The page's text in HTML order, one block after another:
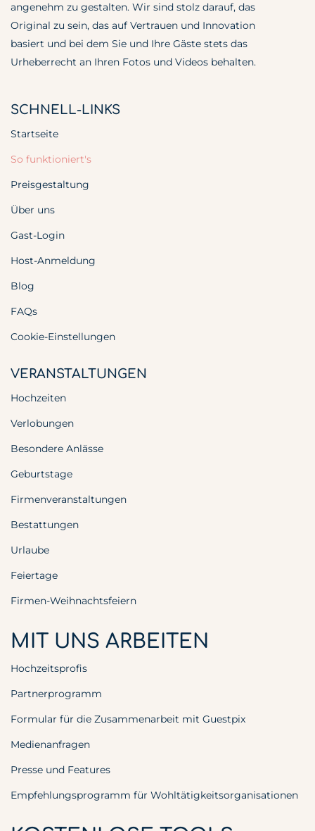
angenehm zu gestalten. Wir sind stolz darauf, das
Original zu sein, das auf Vertrauen und Innovation
basiert und bei dem Sie und Ihre Gäste stets das
Urheberrecht an Ihren Fotos und Videos behalten.
SCHNELL-LINKS
Startseite
So funktioniert's
Preisgestaltung
Über uns
Gast-Login
Host-Anmeldung
Blog
FAQs
Cookie-Einstellungen
VERANSTALTUNGEN
Hochzeiten
Verlobungen
Besondere Anlässe
Geburtstage
Firmenveranstaltungen
Bestattungen
Urlaube
Feiertage
Firmen-Weihnachtsfeiern
MIT UNS ARBEITEN
Hochzeitsprofis
Partnerprogramm
Formular für die Zusammenarbeit mit Guestpix
Medienanfragen
Presse und Features
Empfehlungsprogramm für Wohltätigkeitsorganisationen